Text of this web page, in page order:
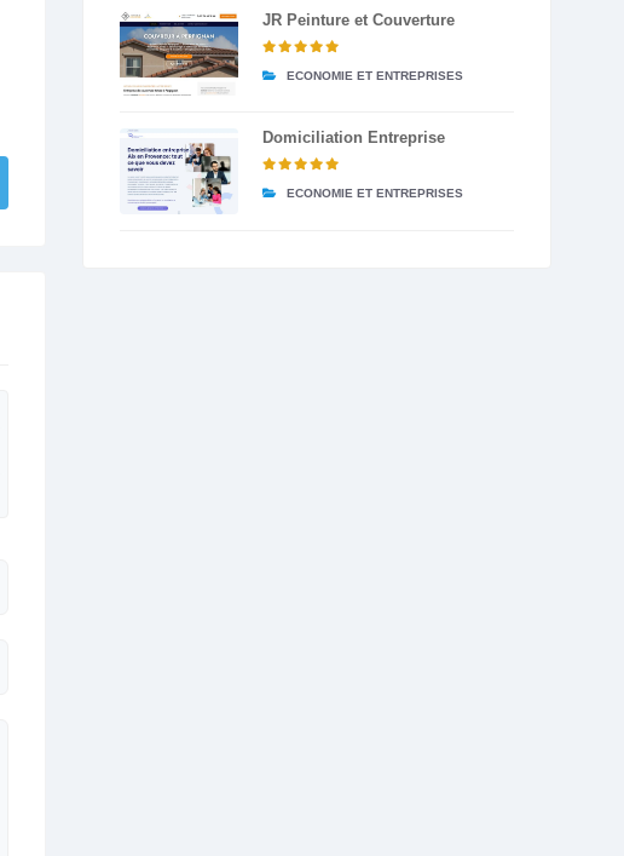
JR Peinture et Couverture
ECONOMIE ET ENTREPRISES
Domiciliation Entreprise
ECONOMIE ET ENTREPRISES